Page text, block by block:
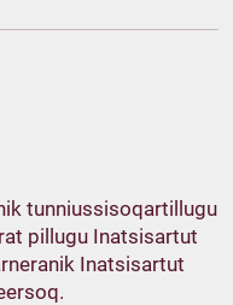
tunniussisoqartillugu
pillugu Inatsisartut
Inatsisartut